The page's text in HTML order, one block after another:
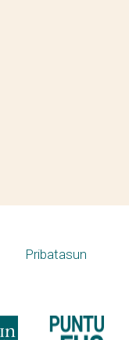
Pribatasun